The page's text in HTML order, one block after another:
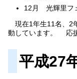
12月 光輝里フ
現在1年生11名、2
動しています。 応
平成27